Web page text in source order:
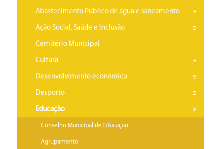
Abastecimento Público de água e saneamento
Ação Social, Saúde e Inclusão
Cemitério Municipal
Cultura
Desenvolvimento económico
Desporto
Educação
Conselho Municipal de Educação
Agrupamento